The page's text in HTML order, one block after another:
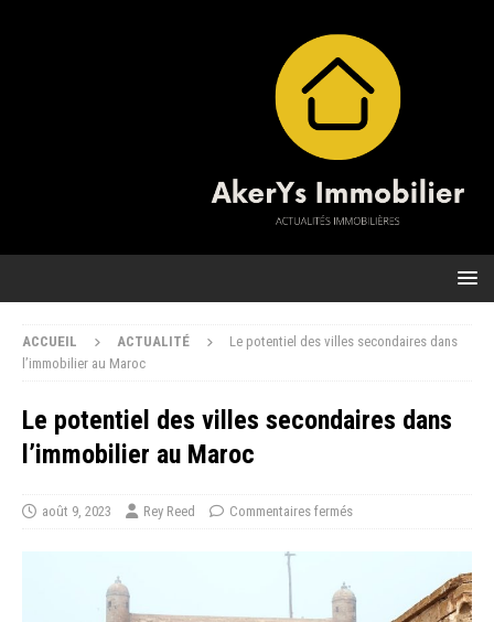
ACCUEIL ACTUALITÉ
Le potentiel des villes secondaires dans
l’immobilier au Maroc
Le potentiel des villes secondaires dans
l’immobilier au Maroc
août 9, 2023 Rey Reed Commentaires fermés